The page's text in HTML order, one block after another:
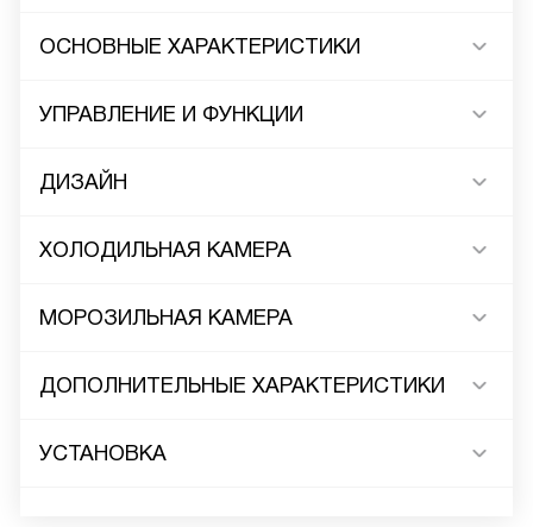
ОСНОВНЫЕ ХАРАКТЕРИСТИКИ
УПРАВЛЕНИЕ И ФУНКЦИИ
ДИЗАЙН
ХОЛОДИЛЬНАЯ КАМЕРА
МОРОЗИЛЬНАЯ КАМЕРА
ДОПОЛНИТЕЛЬНЫЕ ХАРАКТЕРИСТИКИ
УСТАНОВКА